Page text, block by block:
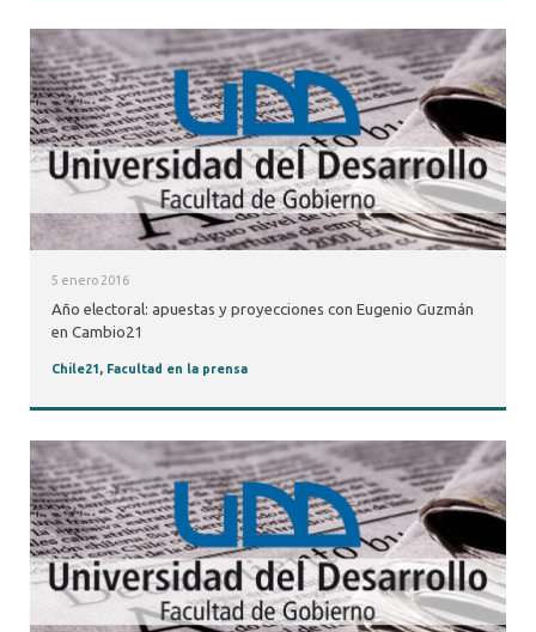
5 enero 2016
Año electoral: apuestas y proyecciones con Eugenio Guzmán
en Cambio21
Chile21, Facultad en la prensa